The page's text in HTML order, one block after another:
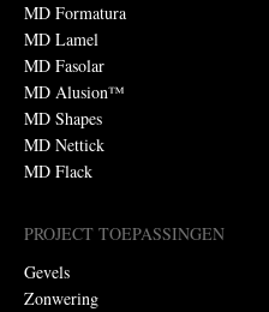
MD Formatura
MD Lamel
MD Fasolar
MD Alusion™
MD Shapes
MD Nettick
MD Flack
PROJECT TOEPASSINGEN
Gevels
Zonwering